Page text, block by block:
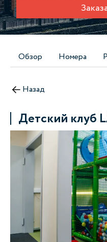
Обзор Номера
Назад
Детский клуб